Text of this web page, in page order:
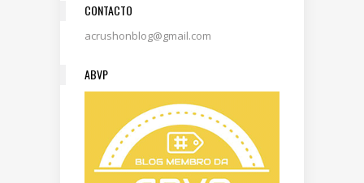
CONTACTO
acrushonblog@gmail.com
ABVP